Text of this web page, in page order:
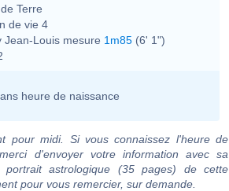
Terre
de vie 4
Jean-Louis mesure 1m85 (6' 1")
heure de naissance
pour midi. Si vous connaissez l'heure de
d'envoyer votre information avec sa
astrologique (35 pages) de cette
pour vous remercier, sur demande.